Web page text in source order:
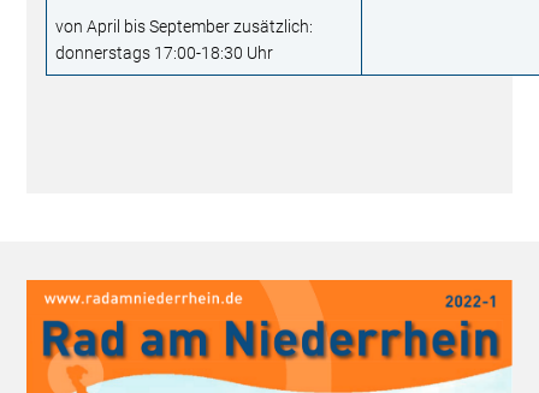
von April bis September zusätzlich:
donnerstags 17:00-18:30 Uhr